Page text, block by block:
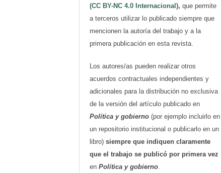
(CC BY-NC 4.0 Internacional), que permite
a terceros utilizar lo publicado siempre que
mencionen la autoría del trabajo y a la
primera publicación en esta revista.
Los autores/as pueden realizar otros
acuerdos contractuales independientes y
adicionales para la distribución no exclusiva
de la versión del artículo publicado en
Política y gobierno (por ejemplo incluirlo en
un repositorio institucional o publicarlo en un
libro) siempre que indiquen claramente
que el trabajo se publicó por primera vez
en Política y gobierno